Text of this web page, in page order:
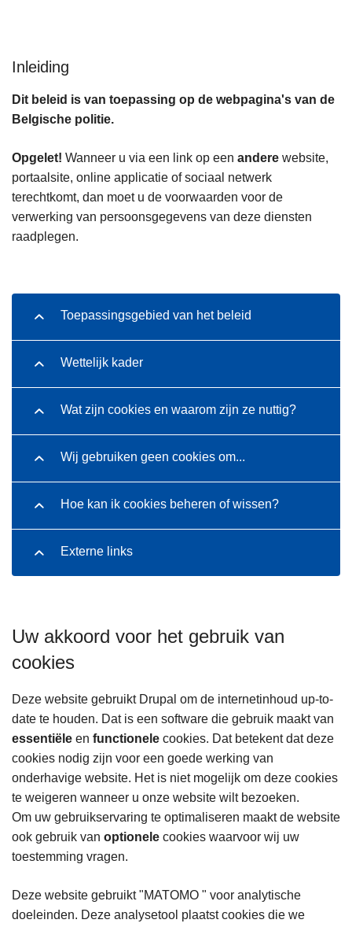
Inleiding
Dit beleid is van toepassing op de webpagina's van de
Belgische politie.
Opgelet! Wanneer u via een link op een andere website,
portaalsite, online applicatie of sociaal netwerk
terechtkomt, dan moet u de voorwaarden voor de
verwerking van persoonsgegevens van deze diensten
raadplegen.
Toepassingsgebied van het beleid
Wettelijk kader
Wat zijn cookies en waarom zijn ze nuttig?
Wij gebruiken geen cookies om...
Hoe kan ik cookies beheren of wissen?
Externe links
Uw akkoord voor het gebruik van
cookies
Deze website gebruikt Drupal om de internetinhoud up-to-
date te houden. Dat is een software die gebruik maakt van
essentiële en functionele cookies. Dat betekent dat deze
cookies nodig zijn voor een goede werking van
onderhavige website. Het is niet mogelijk om deze cookies
te weigeren wanneer u onze website wilt bezoeken.
Om uw gebruikservaring te optimaliseren maakt de website
ook gebruik van optionele cookies waarvoor wij uw
toestemming vragen.
Deze website gebruikt "MATOMO " voor analytische
doeleinden. Deze analysetool plaatst cookies die we